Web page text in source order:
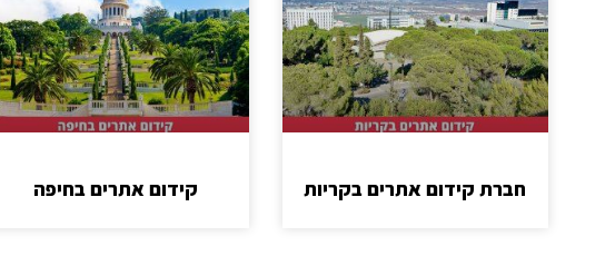
חברת קידום אתרים בקריות קידום אתרים בחיפה